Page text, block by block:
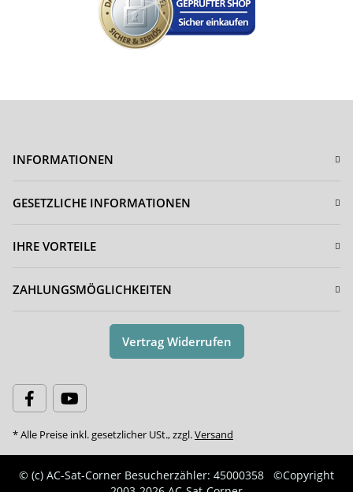
INFORMATIONEN
GESETZLICHE INFORMATIONEN
IHRE VORTEILE
ZAHLUNGSMÖGLICHKEITEN
Vertrag Widerrufen
* Alle Preise inkl. gesetzlicher USt., zzgl.Versand
© (c) AC-Sat-Corner Besucherzähler: 45000358
©Copyright